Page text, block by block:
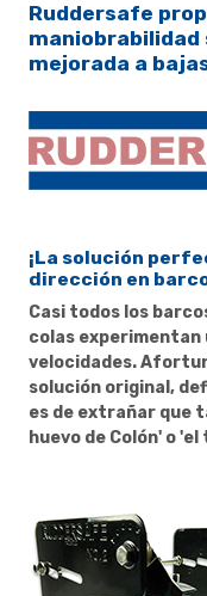
Ruddersafe
mejorada a
¡La solución
dirección en
Casi todos los
colas experimentan
velocidades.
solución original,
es de extrañar que
huevo de Colón' o